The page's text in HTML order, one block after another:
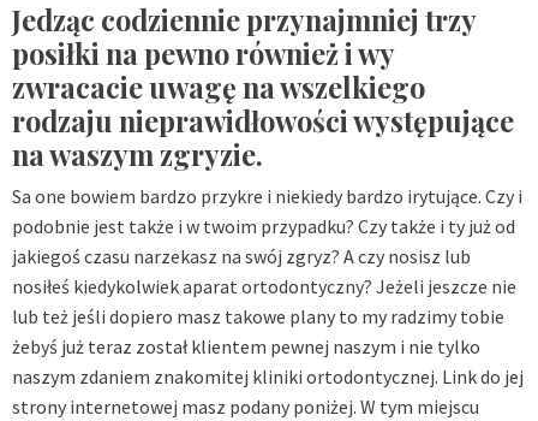
Jedząc codziennie przynajmniej trzy
posiłki na pewno również i wy
zwracacie uwagę na wszelkiego
rodzaju nieprawidłowości występujące
na waszym zgryzie.
Sa one bowiem bardzo przykre i niekiedy bardzo irytujące. Czy i
podobnie jest także i w twoim przypadku? Czy także i ty już od
jakiegoś czasu narzekasz na swój zgryz? A czy nosisz lub
nosiłeś kiedykolwiek aparat ortodontyczny? Jeżeli jeszcze nie
lub też jeśli dopiero masz takowe plany to my radzimy tobie
żebyś już teraz został klientem pewnej naszym i nie tylko
naszym zdaniem znakomitej kliniki ortodontycznej. Link do jej
strony internetowej masz podany poniżej. W tym miejscu